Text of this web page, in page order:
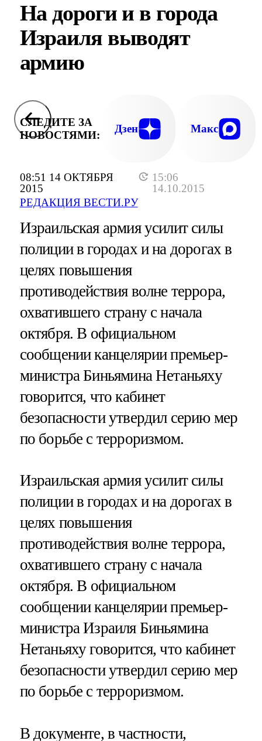
08:51 14 ОКТЯБРЯ
2015
15:06
14.10.2015
РЕДАКЦИЯ ВЕСТИ.РУ
На дороги и в города
Израиля выводят
армию
СЛЕДИТЕ ЗА
НОВОСТЯМИ:
Дзен Макс
Израильская армия усилит силы
полиции в городах и на дорогах в
целях повышения
противодействия волне террора,
охватившего страну с начала
октября. В официальном
сообщении канцелярии премьер-
министра Биньямина Нетаньяху
говорится, что кабинет
безопасности утвердил серию мер
по борьбе с терроризмом.
Израильская армия усилит силы
полиции в городах и на дорогах в
целях повышения
противодействия волне террора,
охватившего страну с начала
октября. В официальном
сообщении канцелярии премьер-
министра Израиля Биньямина
Нетаньяху говорится, что кабинет
безопасности утвердил серию мер
по борьбе с терроризмом.
В документе, в частности,